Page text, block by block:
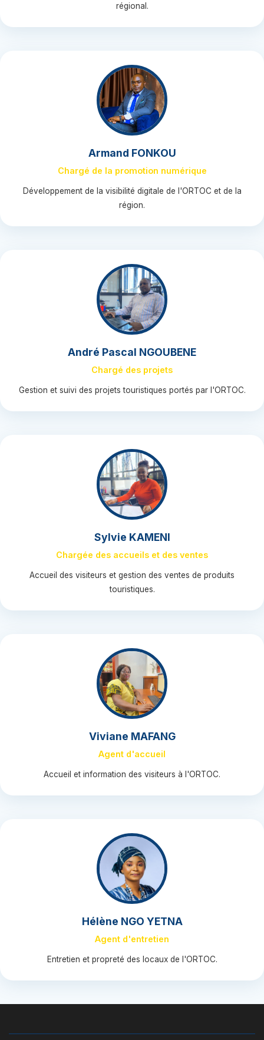
régional.
Armand FONKOU
Chargé de la promotion numérique
Développement de la visibilité digitale de l'ORTOC et de la
région.
André Pascal NGOUBENE
Chargé des projets
Gestion et suivi des projets touristiques portés par l'ORTOC.
Sylvie KAMENI
Chargée des accueils et des ventes
Accueil des visiteurs et gestion des ventes de produits
touristiques.
Viviane MAFANG
Agent d'accueil
Accueil et information des visiteurs à l'ORTOC.
Hélène NGO YETNA
Agent d'entretien
Entretien et propreté des locaux de l'ORTOC.